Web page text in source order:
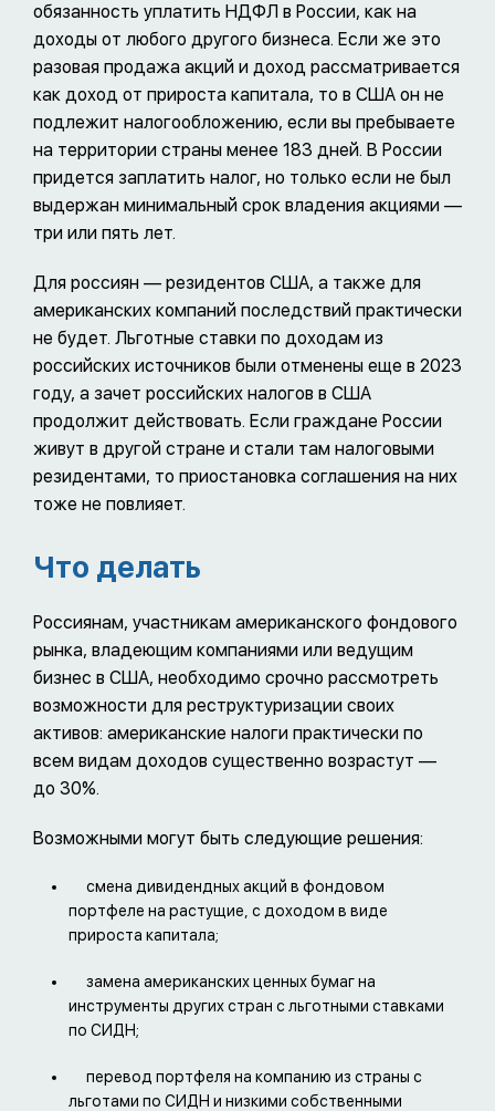
обязанность уплатить НДФЛ в России, как на
доходы от любого другого бизнеса. Если же это
разовая продажа акций и доход рассматривается
как доход от прироста капитала, то в США он не
подлежит налогообложению, если вы пребываете
на территории страны менее 183 дней. В России
придется заплатить налог, но только если не был
выдержан минимальный срок владения акциями —
три или пять лет.
Для россиян — резидентов США, а также для
американских компаний последствий практически
не будет. Льготные ставки по доходам из
российских источников были отменены еще в 2023
году, а зачет российских налогов в США
продолжит действовать. Если граждане России
живут в другой стране и стали там налоговыми
резидентами, то приостановка соглашения на них
тоже не повлияет.
Что делать
Россиянам, участникам американского фондового
рынка, владеющим компаниями или ведущим
бизнес в США, необходимо срочно рассмотреть
возможности для реструктуризации своих
активов: американские налоги практически по
всем видам доходов существенно возрастут —
до 30%.
Возможными могут быть следующие решения:
смена дивидендных акций в фондовом
портфеле на растущие, с доходом в виде
прироста капитала;
замена американских ценных бумаг на
инструменты других стран с льготными ставками
по СИДН;
перевод портфеля на компанию из страны с
льготами по СИДН и низкими собственными